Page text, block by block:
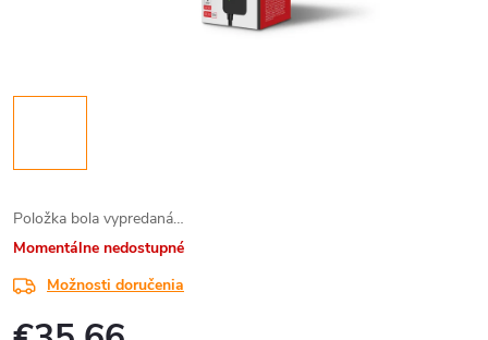
Položka bola vypredaná…
Momentálne nedostupné
Možnosti doručenia